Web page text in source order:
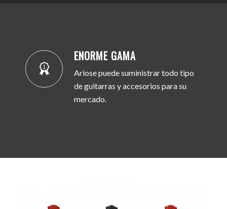
ENORME GAMA
Ariose puede suministrar todo tipo
de guitarras y accesorios para su
mercado.